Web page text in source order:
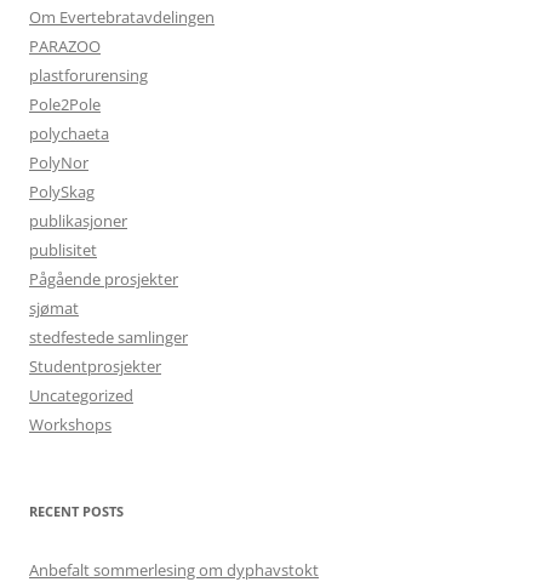
Om Evertebratavdelingen
PARAZOO
plastforurensing
Pole2Pole
polychaeta
PolyNor
PolySkag
publikasjoner
publisitet
Pågående prosjekter
sjømat
stedfestede samlinger
Studentprosjekter
Uncategorized
Workshops
RECENT POSTS
Anbefalt sommerlesing om dyphavstokt